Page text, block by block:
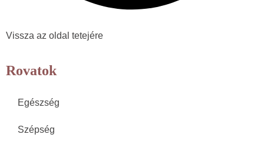
Vissza az oldal tetejére
Rovatok
Egészség
Szépség